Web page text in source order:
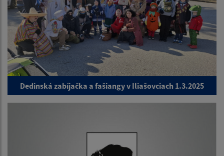
Dedinská zabíjačka a fašiangy v Iliašovciach 1.3.2025